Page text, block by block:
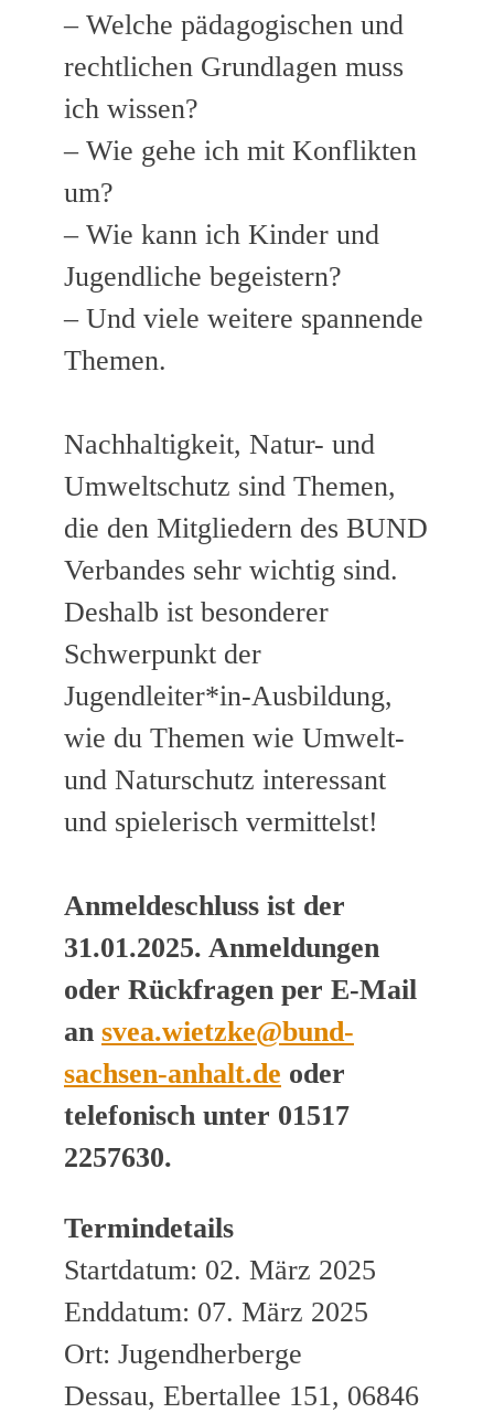
– Welche pädagogischen und
rechtlichen Grundlagen muss
ich wissen?
– Wie gehe ich mit Konflikten
um?
– Wie kann ich Kinder und
Jugendliche begeistern?
– Und viele weitere spannende
Themen.
Nachhaltigkeit, Natur- und
Umweltschutz sind Themen,
die den Mitgliedern des BUND
Verbandes sehr wichtig sind.
Deshalb ist besonderer
Schwerpunkt der
Jugendleiter*in-Ausbildung,
wie du Themen wie Umwelt-
und Naturschutz interessant
und spielerisch vermittelst!
Anmeldeschluss ist der
31.01.2025. Anmeldungen
oder Rückfragen per E-Mail
an svea.wietzke@bund-
sachsen-anhalt.de oder
telefonisch unter 01517
2257630.
Termindetails
Startdatum: 02. März 2025
Enddatum: 07. März 2025
Ort: Jugendherberge
Dessau, Ebertallee 151, 06846